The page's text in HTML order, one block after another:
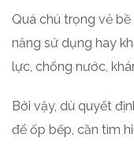
Quá chú trọng vẻ
năng sử dụng hay
lực, chống nước,
Bởi vậy, dù quyết
để ốp bếp, cần tìm